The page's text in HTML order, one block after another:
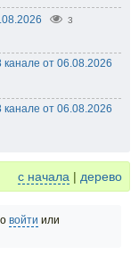
3
от 06.08.2026
от 06.08.2026
с начала | дерево
войти или